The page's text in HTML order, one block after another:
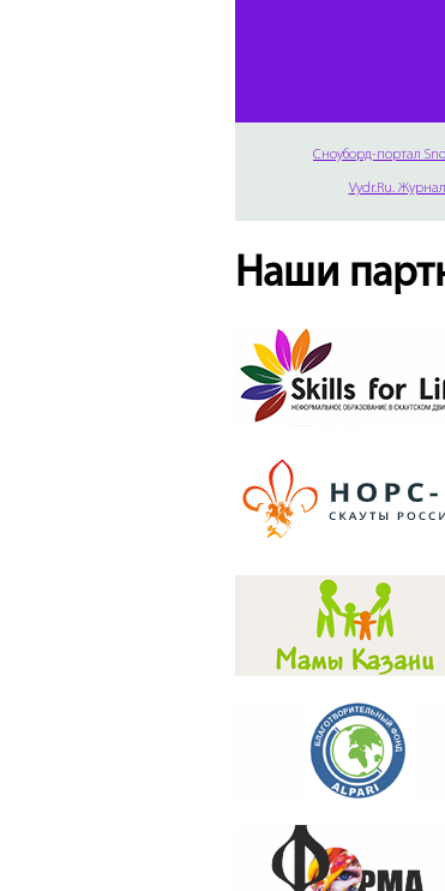
Сноуборд-портал
Vydr.Ru.
Наши